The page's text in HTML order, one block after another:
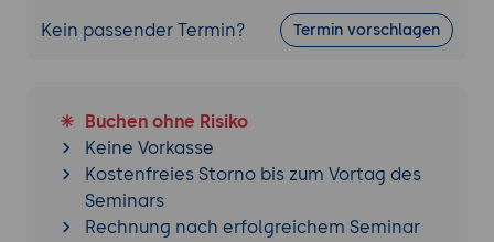
Partikeleffekte und optimierte Performance
kombiniert. Exportieren Sie das Spiel für eine
Kein passender Termin? Termin vorschlagen
Buchen ohne Risiko
Keine Vorkasse
Kostenfreies Storno bis zum Vortag des
Seminars
Rechnung nach erfolgreichem Seminar